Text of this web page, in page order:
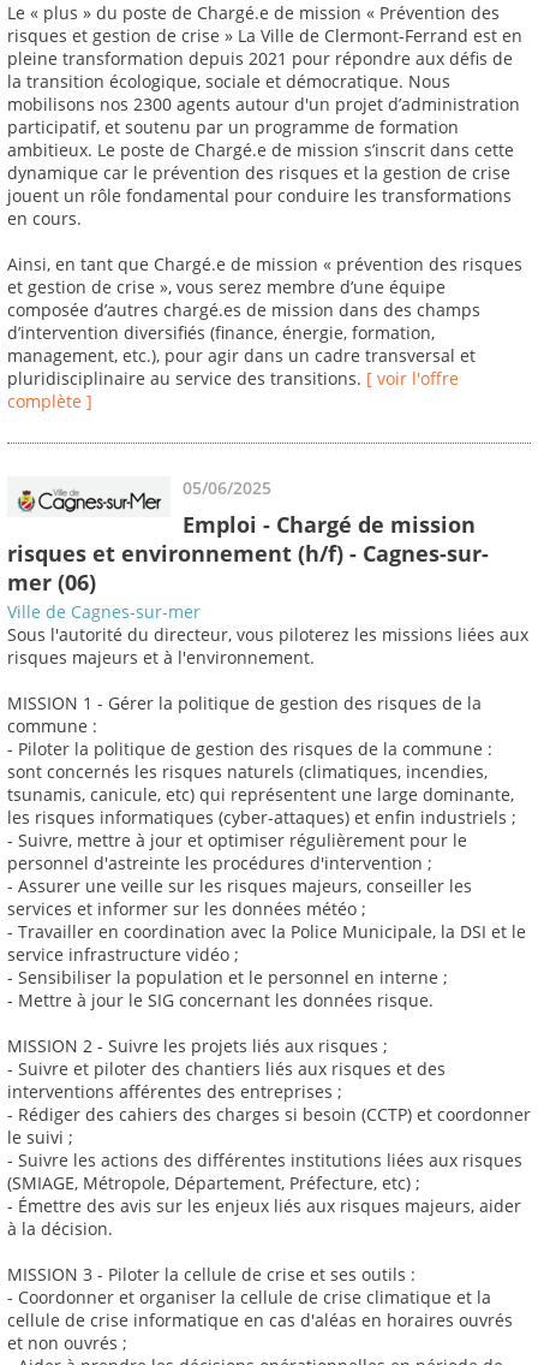
Le « plus » du poste de Chargé.e de mission « Prévention des
risques et gestion de crise » La Ville de Clermont-Ferrand est en
pleine transformation depuis 2021 pour répondre aux défis de
la transition écologique, sociale et démocratique. Nous
mobilisons nos 2300 agents autour d'un projet d’administration
participatif, et soutenu par un programme de formation
ambitieux. Le poste de Chargé.e de mission s’inscrit dans cette
dynamique car le prévention des risques et la gestion de crise
jouent un rôle fondamental pour conduire les transformations
en cours.
Ainsi, en tant que Chargé.e de mission « prévention des risques
et gestion de crise », vous serez membre d’une équipe
composée d’autres chargé.es de mission dans des champs
d’intervention diversifiés (finance, énergie, formation,
management, etc.), pour agir dans un cadre transversal et
pluridisciplinaire au service des transitions. [ voir l'offre
complète ]
05/06/2025
Emploi - Chargé de mission
risques et environnement (h/f) - Cagnes-sur-
mer (06)
Ville de Cagnes-sur-mer
Sous l'autorité du directeur, vous piloterez les missions liées aux
risques majeurs et à l'environnement.
MISSION 1 - Gérer la politique de gestion des risques de la
commune :
- Piloter la politique de gestion des risques de la commune :
sont concernés les risques naturels (climatiques, incendies,
tsunamis, canicule, etc) qui représentent une large dominante,
les risques informatiques (cyber-attaques) et enfin industriels ;
- Suivre, mettre à jour et optimiser régulièrement pour le
personnel d'astreinte les procédures d'intervention ;
- Assurer une veille sur les risques majeurs, conseiller les
services et informer sur les données météo ;
- Travailler en coordination avec la Police Municipale, la DSI et le
service infrastructure vidéo ;
- Sensibiliser la population et le personnel en interne ;
- Mettre à jour le SIG concernant les données risque.
MISSION 2 - Suivre les projets liés aux risques ;
- Suivre et piloter des chantiers liés aux risques et des
interventions afférentes des entreprises ;
- Rédiger des cahiers des charges si besoin (CCTP) et coordonner
le suivi ;
- Suivre les actions des différentes institutions liées aux risques
(SMIAGE, Métropole, Département, Préfecture, etc) ;
- Émettre des avis sur les enjeux liés aux risques majeurs, aider
à la décision.
MISSION 3 - Piloter la cellule de crise et ses outils :
- Coordonner et organiser la cellule de crise climatique et la
cellule de crise informatique en cas d'aléas en horaires ouvrés
et non ouvrés ;